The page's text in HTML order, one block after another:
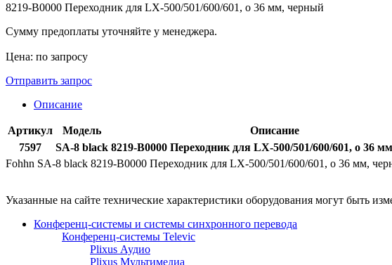
8219-B0000 Переходник для LX-500/501/600/601, o 36 мм, черный
Сумму предоплаты уточняйте у менеджера.
Цена: по запросу
Отправить запрос
Описание
Артикул Модель Описание
7597
SA-8 black 8219-B0000 Переходник для LX-500/501/600/601, o 36
Fohhn SA-8 black 8219-B0000 Переходник для LX-500/501/600/601, o 36 мм,
Указанные на сайте технические характеристики оборудования могут быть
Конференц-системы и системы синхронного перевода
Конференц-системы Televic
Plixus Аудио
Plixus Мультимедиа